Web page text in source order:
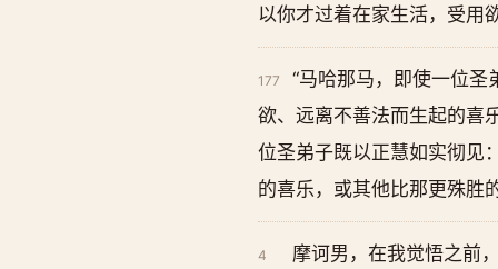
以你才过着在家生活，受用
177
“马哈那马，即使一位圣
欲、远离不善法而生起的喜
位圣弟子既以正慧如实彻见
的喜乐，或其他比那更殊胜
4
摩诃男，在我觉悟之前